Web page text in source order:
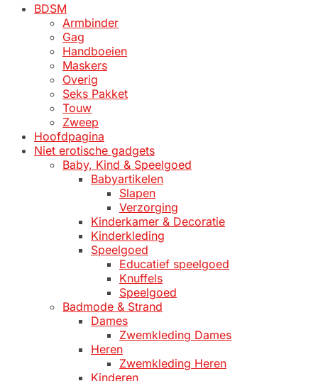
BDSM
Armbinder
Gag
Handboeien
Maskers
Overig
Seks Pakket
Touw
Zweep
Hoofdpagina
Niet erotische gadgets
Baby, Kind & Speelgoed
Babyartikelen
Slapen
Verzorging
Kinderkamer & Decoratie
Kinderkleding
Speelgoed
Educatief speelgoed
Knuffels
Speelgoed
Badmode & Strand
Dames
Zwemkleding Dames
Heren
Zwemkleding Heren
Kinderen